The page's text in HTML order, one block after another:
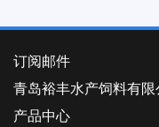
订阅邮件
青岛裕丰水产饲料有限
产品中心